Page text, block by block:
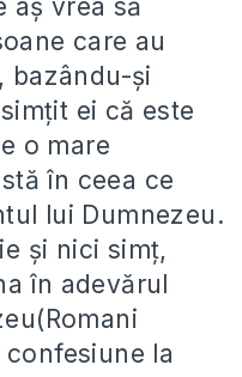
aş vrea să
care au
bazându-şi
ei că este
o mare
în ceea ce
lui Dumnezeu.
şi nici simţ,
în adevărul
confesiune la